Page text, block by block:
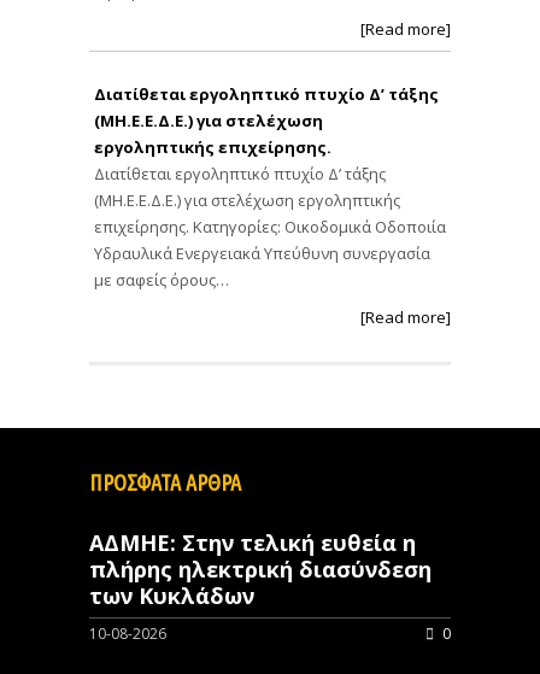
[Read more]
Διατίθεται εργοληπτικό πτυχίο Δ’ τάξης
(ΜΗ.Ε.Ε.Δ.Ε.) για στελέχωση
εργοληπτικής επιχείρησης.
Διατίθεται εργοληπτικό πτυχίο Δ’ τάξης
(ΜΗ.Ε.Ε.Δ.Ε.) για στελέχωση εργοληπτικής
επιχείρησης. Κατηγορίες: Οικοδομικά Οδοποιία
Υδραυλικά Ενεργειακά Υπεύθυνη συνεργασία
με σαφείς όρους…
[Read more]
ΠΡΟΣΦΑΤΑ ΑΡΘΡΑ
ΑΔΜΗΕ: Στην τελική ευθεία η
πλήρης ηλεκτρική διασύνδεση
των Κυκλάδων
10-08-2026 0